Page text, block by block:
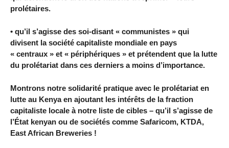
prolétaires.
• qu’il s’agisse des soi-disant « communistes » qui
divisent la société capitaliste mondiale en pays
« centraux » et « périphériques » et prétendent que la lutte
du prolétariat dans ces derniers a moins d’importance.
Montrons notre solidarité pratique avec le prolétariat en
lutte au Kenya en ajoutant les intérêts de la fraction
capitaliste locale à notre liste de cibles – qu’il s’agisse de
l’État kenyan ou de sociétés comme Safaricom, KTDA,
East African Breweries !